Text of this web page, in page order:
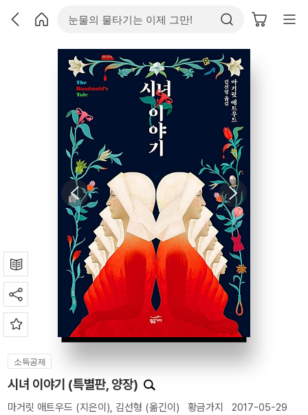
소득공제
시녀 이야기 (특별판, 양장)
마거릿 애트우드 (지은이), 김선형 (옮긴이) 황금가지 2017-05-29